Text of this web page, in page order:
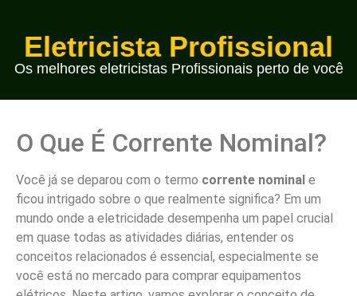
Eletricista Profissional
Os melhores eletricistas Profissionais perto de você
O Que É Corrente Nominal?
Você já se deparou com o termo corrente nominal e
ficou intrigado sobre o que realmente significa? Em um
mundo onde a eletricidade desempenha um papel crucial
em quase todas as atividades diárias, entender os
conceitos relacionados é essencial, especialmente se
você está no mercado para comprar equipamentos